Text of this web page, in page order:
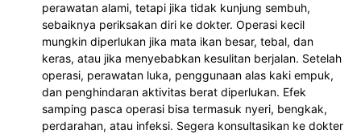
perawatan alami, tetapi jika tidak kunjung sembuh,
sebaiknya periksakan diri ke dokter. Operasi kecil
mungkin diperlukan jika mata ikan besar, tebal, dan
keras, atau jika menyebabkan kesulitan berjalan. Setelah
operasi, perawatan luka, penggunaan alas kaki empuk,
dan penghindaran aktivitas berat diperlukan. Efek
samping pasca operasi bisa termasuk nyeri, bengkak,
perdarahan, atau infeksi. Segera konsultasikan ke dokter